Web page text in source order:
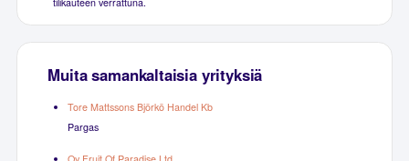
Muita samankaltaisia yrityksiä
Tore Mattssons Björkö Handel Kb
Pargas